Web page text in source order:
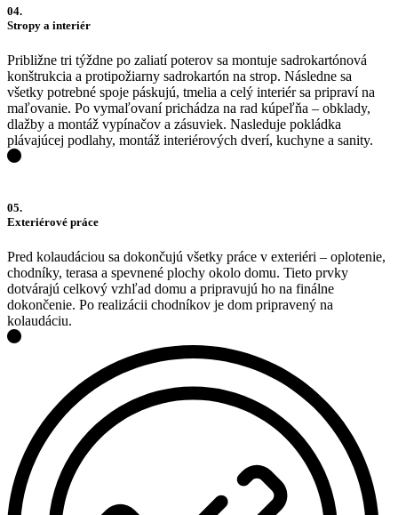
04.
Stropy a interiér
Približne tri týždne po zaliatí poterov sa montuje sadrokartónová
konštrukcia a protipožiarny sadrokartón na strop. Následne sa
všetky potrebné spoje páskujú, tmelia a celý interiér sa pripraví na
maľovanie. Po vymaľovaní prichádza na rad kúpeľňa – obklady,
dlažby a montáž vypínačov a zásuviek. Nasleduje pokládka
plávajúcej podlahy, montáž interiérových dverí, kuchyne a sanity.
05.
Exteriérové práce
Pred kolaudáciou sa dokončujú všetky práce v exteriéri – oplotenie,
chodníky, terasa a spevnené plochy okolo domu. Tieto prvky
dotvárajú celkový vzhľad domu a pripravujú ho na finálne
dokončenie. Po realizácii chodníkov je dom pripravený na
kolaudáciu.